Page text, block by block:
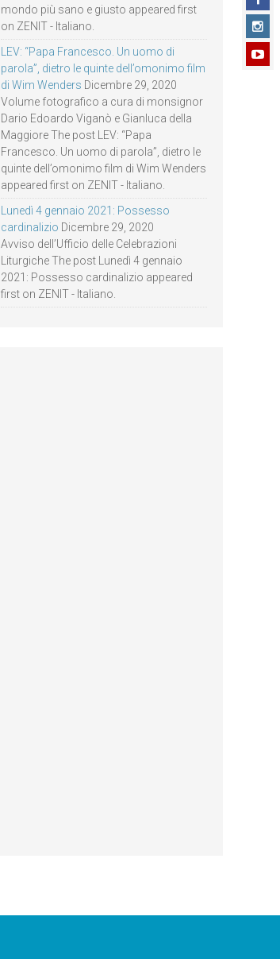
mondo più sano e giusto appeared first
on ZENIT - Italiano.
LEV: “Papa Francesco. Un uomo di
parola”, dietro le quinte dell’omonimo film
di Wim Wenders Dicembre 29, 2020
Volume fotografico a cura di monsignor
Dario Edoardo Viganò e Gianluca della
Maggiore The post LEV: “Papa
Francesco. Un uomo di parola”, dietro le
quinte dell’omonimo film di Wim Wenders
appeared first on ZENIT - Italiano.
Lunedì 4 gennaio 2021: Possesso
cardinalizio Dicembre 29, 2020
Avviso dell’Ufficio delle Celebrazioni
Liturgiche The post Lunedì 4 gennaio
2021: Possesso cardinalizio appeared
first on ZENIT - Italiano.